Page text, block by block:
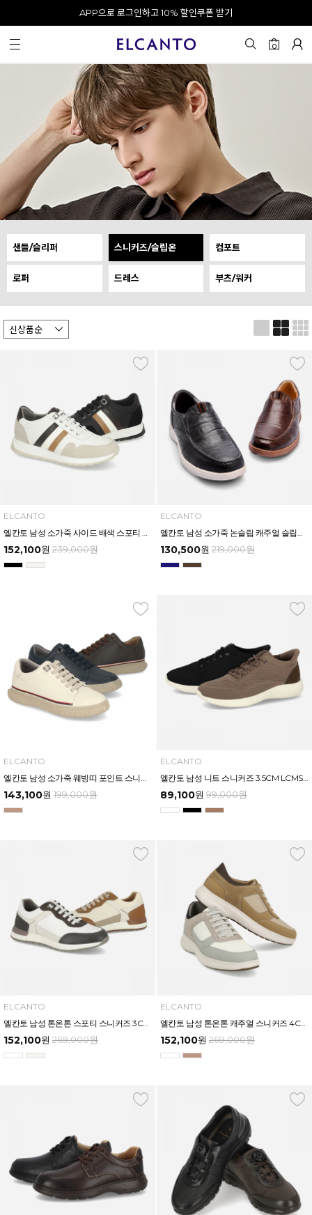
오전 10시 이전 결제 완료 시 오늘 출발!
0
샌들/슬리퍼 스니커즈/슬립온 컴포트
로퍼 드레스 부츠/워커
ELCANTO
152,100원 239,000원
ELCANTO
130,500원 219,000원
ELCANTO
143,100원 199,000원
ELCANTO
엘칸토 남성 니트 스니커즈 3.5CM LCMS87U613
89,100원 99,000원
ELCANTO
엘칸토 남성 톤온톤 스포티 스니커즈 3CM LCMS85U613
152,100원 269,000원
ELCANTO
엘칸토 남성 톤온톤 캐주얼 스니커즈 4CM LCMS84U613
152,100원 269,000원